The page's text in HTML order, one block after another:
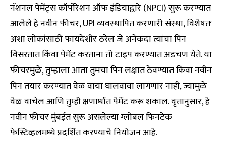
नॅशनल पेमेंट्स कॉर्पोरेशन ऑफ इंडियाद्वारे (NPCI) सुरू करण्यात
आलेले हे नवीन फीचर, UPI व्यवस्थापित करणारी संस्था, विशेषतः
अशा लोकांसाठी फायदेशीर ठरेल जे अनेकदा त्यांचा पिन
विसरतात किंवा पेमेंट करताना तो टाइप करण्यात अडचण येते. या
फीचरमुळे, तुम्हाला आता तुमचा पिन लक्षात ठेवण्यात किंवा नवीन
पिन तयार करण्यात वेळ वाया घालवावा लागणार नाही, ज्यामुळे
वेळ वाचेल आणि तुम्ही क्षणार्धात पेमेंट करू शकाल. वृत्तानुसार, हे
नवीन फीचर मुंबईत सुरू असलेल्या ग्लोबल फिनटेक
फेस्टिव्हलमध्ये प्रदर्शित करण्याचे नियोजन आहे.